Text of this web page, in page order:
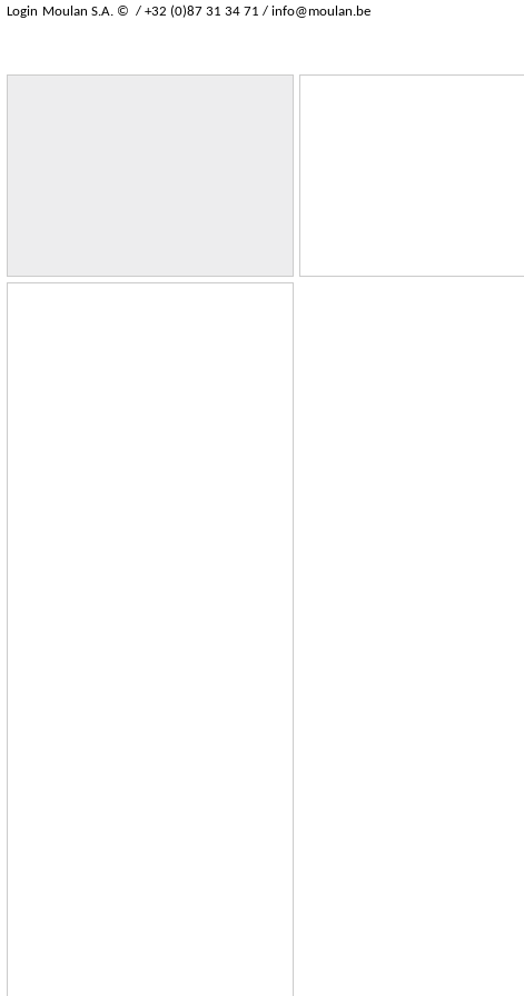
Login Moulan S.A. © / +32 (0)87 31 34 71 / info@moulan.be